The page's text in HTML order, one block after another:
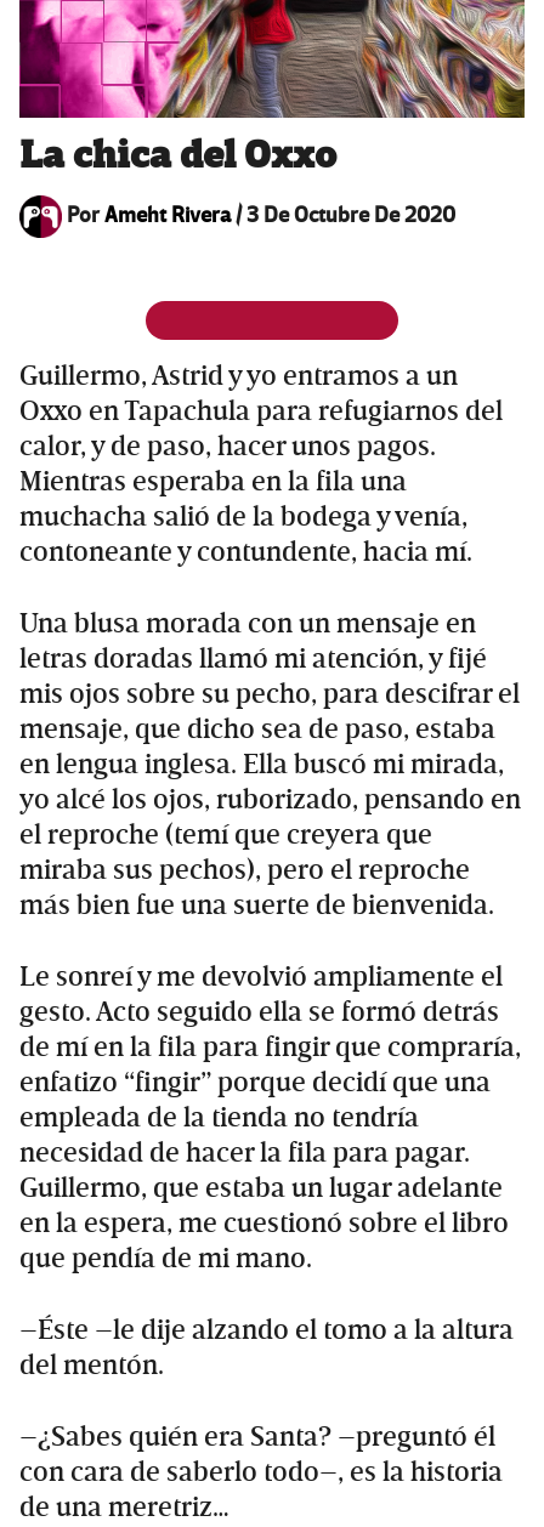
La chica del Oxxo
PorAmeht Rivera/3 De Octubre De 2020
Guillermo, Astrid y yo entramos a un
Oxxo en Tapachula para refugiarnos del
calor, y de paso, hacer unos pagos.
Mientras esperaba en la fila una
muchacha salió de la bodega y venía,
contoneante y contundente, hacia mí.
Una blusa morada con un mensaje en
letras doradas llamó mi atención, y fijé
mis ojos sobre su pecho, para descifrar el
mensaje, que dicho sea de paso, estaba
en lengua inglesa. Ella buscó mi mirada,
yo alcé los ojos, ruborizado, pensando en
el reproche (temí que creyera que
miraba sus pechos), pero el reproche
más bien fue una suerte de bienvenida.
Le sonreí y me devolvió ampliamente el
gesto. Acto seguido ella se formó detrás
de mí en la fila para fingir que compraría,
enfatizo “fingir” porque decidí que una
empleada de la tienda no tendría
necesidad de hacer la fila para pagar.
Guillermo, que estaba un lugar adelante
en la espera, me cuestionó sobre el libro
que pendía de mi mano.
–Éste –le dije alzando el tomo a la altura
del mentón.
–¿Sabes quién era Santa? –preguntó él
con cara de saberlo todo–, es la historia
de una meretriz…